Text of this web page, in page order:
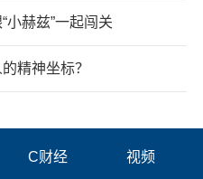
小赫兹”一起闯关
精神坐标？
C财经 视频